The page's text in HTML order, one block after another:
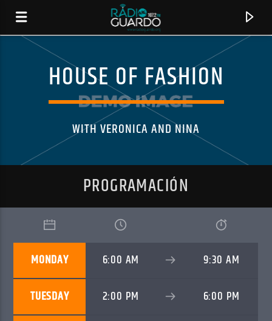
CANCIÓN ACTUAL
TÍTULO
ARTISTA
HOUSE OF FASHION
WITH VERONICA AND NINA
PROGRAMACIÓN
MONDAY 6:00 AM 9:30 AM
TUESDAY 2:00 PM 6:00 PM